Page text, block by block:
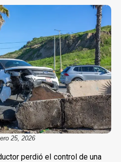
25, 2026
perdió el control de una